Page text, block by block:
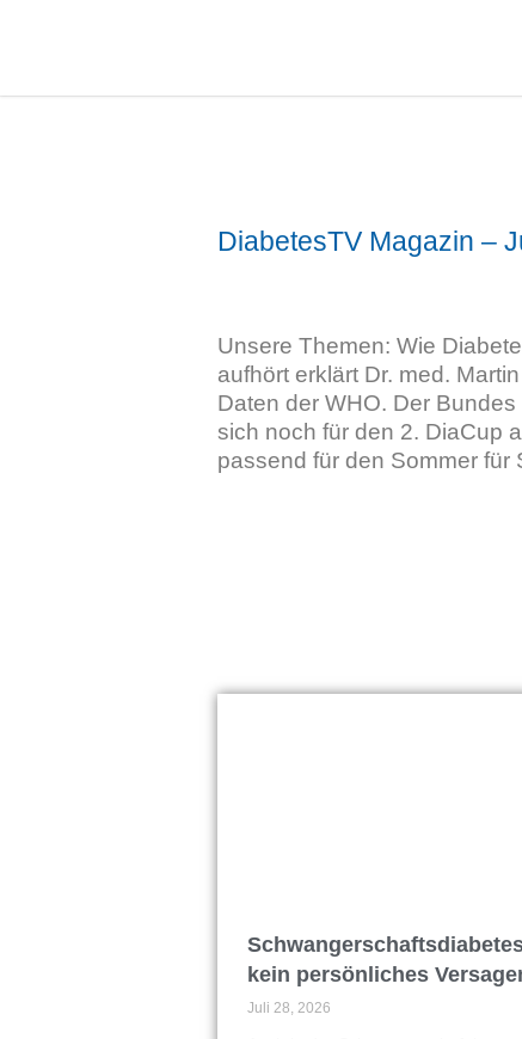
DiabetesTV Magazin –
Unsere Themen: Wie
aufhört erklärt Dr. med.
Daten der WHO. Der
sich noch für den 2. DiaCup
passend für den Sommer für
kein persönliches
Juli 28, 2026